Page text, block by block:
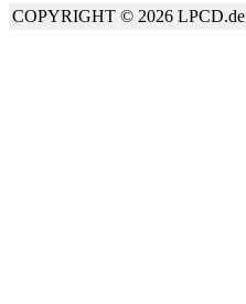
COPYRIGHT © 2026 LPCD.de